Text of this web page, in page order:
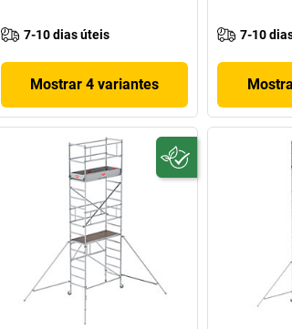
7-10 dias úteis
Mostrar 4 variantes
7-10